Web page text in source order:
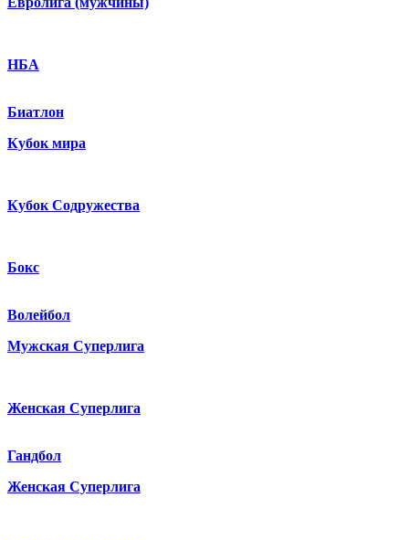
НБА
Биатлон
Кубок мира
Кубок Содружества
Бокс
Волейбол
Мужская Суперлига
Женская Суперлига
Гандбол
Женская Суперлига